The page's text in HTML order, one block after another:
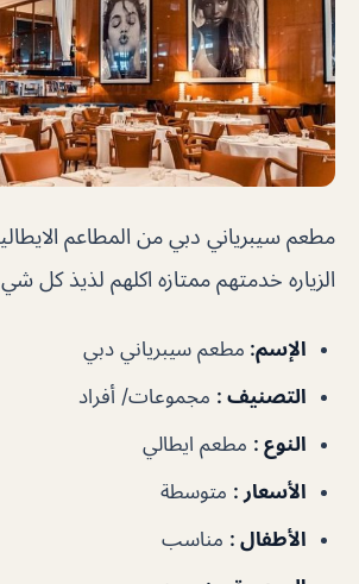
مطعم سيبرياني دبي من المطاعم
الزياره خدمتهم ممتازه اكلهم لذيذ كل شي
الإسم: مطعم سيبرياني دبي
التصنيف : مجموعات/ أفراد
النوع : مطعم ايطالي
الأسعار : متوسطة
الأطفال : مناسب